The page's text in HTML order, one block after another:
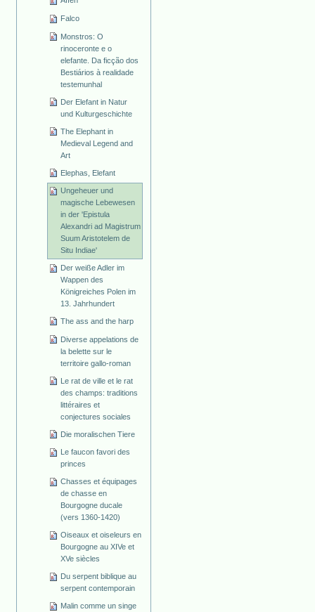
Falco
Monstros: O
rinoceronte e o
elefante. Da ficção dos
Bestiários à realidade
testemunhal
Der Elefant in Natur
und Kulturgeschichte
The Elephant in
Medieval Legend and
Art
Elephas, Elefant
Ungeheuer und
magische Lebewesen
in der 'Epistula
Alexandri ad Magistrum
Suum Aristotelem de
Situ Indiae'
Der weiße Adler im
Wappen des
Königreiches Polen im
13. Jahrhundert
The ass and the harp
Diverse appelations de
la belette sur le
territoire gallo-roman
Le rat de ville et le rat
des champs: traditions
littéraires et
conjectures sociales
Die moralischen Tiere
Le faucon favori des
princes
Chasses et équipages
de chasse en
Bourgogne ducale
(vers 1360-1420)
Oiseaux et oiseleurs en
Bourgogne au XIVe et
XVe siècles
Du serpent biblique au
serpent contemporain
Malin comme un singe